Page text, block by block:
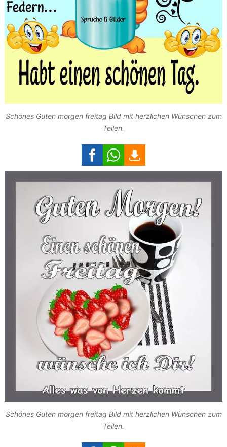
Schönes Guten morgen freitag Bild mit herzlichen Wünschen zum
Teilen.
Schönes Guten morgen freitag Bild mit herzlichen Wünschen zum
Teilen.